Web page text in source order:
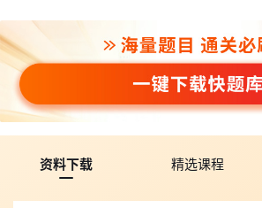
资料下载 精选课程